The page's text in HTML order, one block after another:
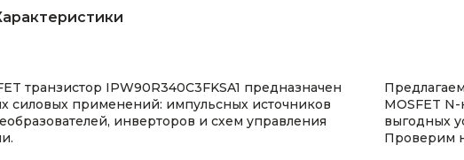
транзистор IPW90R340C3FKSA1 предназначен
силовых применений: импульсных источников
инверторов и схем управления
MOSFET
выгодных
Проверим